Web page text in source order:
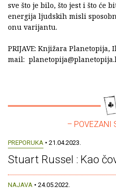
sve što je bilo, što jest i što će
energija ljudskih misli
onu varijantu.
PRIJAVE: Knjižara Planetopija,
mail:
– POVEZANI
PREPORUKA • 21.04.2023.
Stuart Russel : Kao
NAJAVA • 24.05.2022.